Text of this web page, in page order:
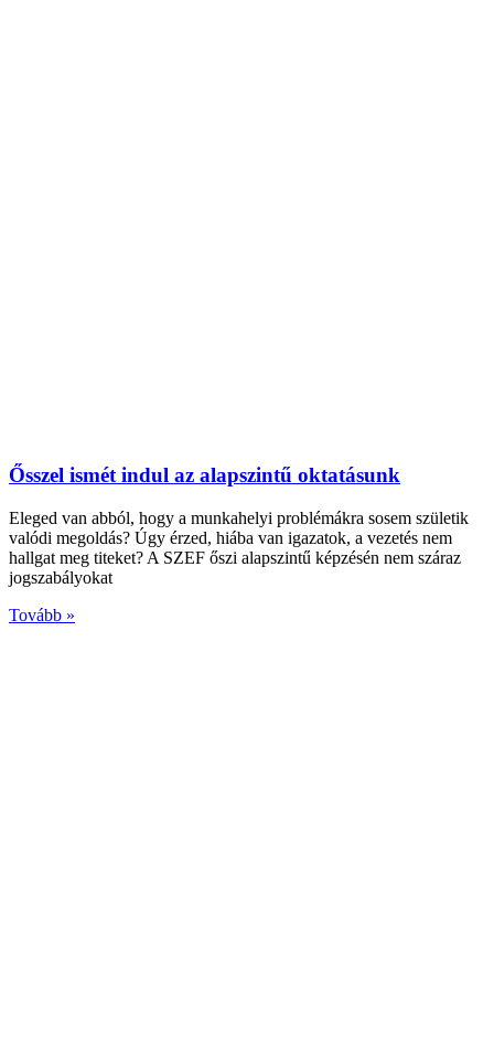
Ősszel ismét indul az alapszintű oktatásunk
Eleged van abból, hogy a munkahelyi problémákra sosem születik
valódi megoldás? Úgy érzed, hiába van igazatok, a vezetés nem
hallgat meg titeket? A SZEF őszi alapszintű képzésén nem száraz
jogszabályokat
Tovább »